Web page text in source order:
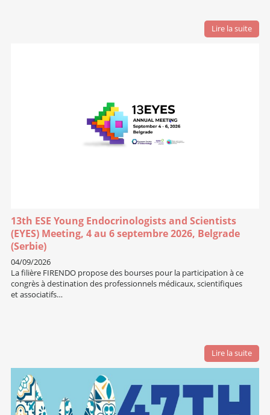
Lire la suite
13th ESE Young Endocrinologists and Scientists
(EYES) Meeting, 4 au 6 septembre 2026, Belgrade
(Serbie)
04/09/2026
La filière FIRENDO propose des bourses pour la participation à ce
congrès à destination des professionnels médicaux, scientifiques
et associatifs…
Lire la suite